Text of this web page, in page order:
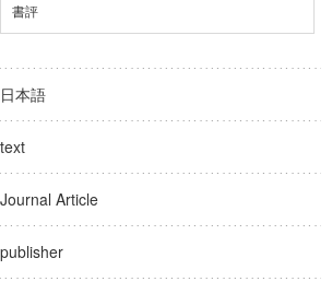
書評
日本語
text
Journal Article
publisher